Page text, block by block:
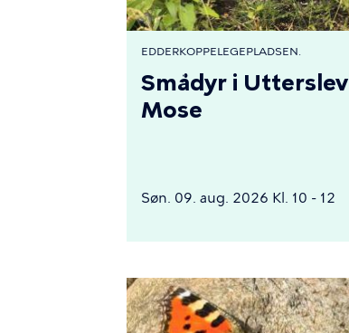
EDDERKOPPELEGEPLADSEN.
Smådyr i Utterslev
Mose
Søn. 09. aug. 2026 Kl. 10 - 12